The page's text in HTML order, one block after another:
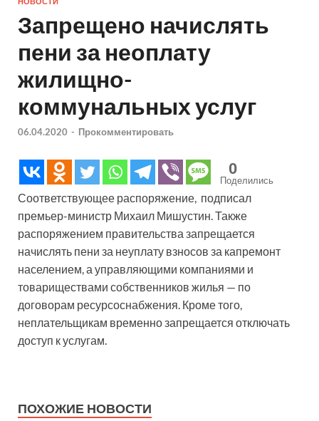
Запрещено начислять
пени за неоплату
жилищно-
коммунальных услуг
06.04.2020 - Прокомментировать
0
Поделились
Соответствующее распоряжение, подписал
премьер-министр Михаил Мишустин. Также
распоряжением правительства запрещается
начислять пени за неуплату взносов за капремонт
населением, а управляющими компаниями и
товариществами собственников жилья — по
договорам ресурсоснабжения. Кроме того,
неплательщикам временно запрещается отключать
доступ к услугам.
ПОХОЖИЕ НОВОСТИ